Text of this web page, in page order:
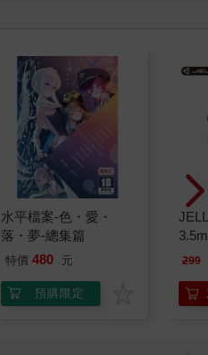
水平檔案-色・愛・
落・夢-總集篇
特價 480 元
預購限定
式
299